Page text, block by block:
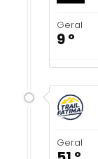
Geral
9 º
Geral